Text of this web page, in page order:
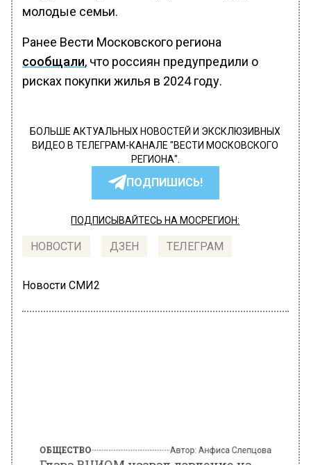
молодые семьи.
Ранее Вести Московского региона
сообщали, что россиян предупредили о
рисках покупки жилья в 2024 году.
БОЛЬШЕ АКТУАЛЬНЫХ НОВОСТЕЙ И ЭКСКЛЮЗИВНЫХ
ВИДЕО В ТЕЛЕГРАМ-КАНАЛЕ "ВЕСТИ МОСКОВСКОГО
РЕГИОНА".
ПОДПИШИСЬ!
ПОДПИСЫВАЙТЕСЬ НА МОСРЕГИОН:
НОВОСТИ ДЗЕН ТЕЛЕГРАМ
Новости СМИ2